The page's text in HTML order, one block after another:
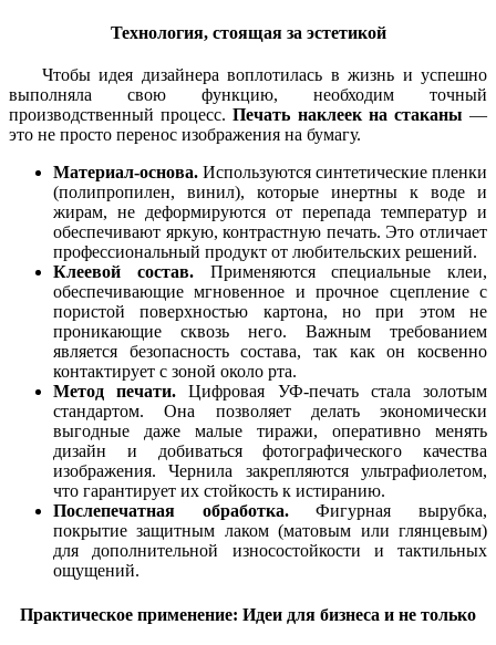
Технология, стоящая за эстетикой
Чтобы идея дизайнера воплотилась в жизнь и успешно
выполняла свою функцию, необходим точный
производственный процесс.Печать наклеек на стаканы —
это не просто перенос изображения на бумагу.
Материал-основа. Используются синтетические пленки
(полипропилен, винил), которые инертны к воде и
жирам, не деформируются от перепада температур и
обеспечивают яркую, контрастную печать. Это отличает
профессиональный продукт от любительских решений.
Клеевой состав.Применяются специальные клеи,
обеспечивающие мгновенное и прочное сцепление с
пористой поверхностью картона, но при этом не
проникающие сквозь него. Важным требованием
является безопасность состава, так как он косвенно
контактирует с зоной около рта.
Метод печати. Цифровая УФ-печать стала золотым
стандартом. Она позволяет делать экономически
выгодные даже малые тиражи, оперативно менять
дизайн и добиваться фотографического качества
изображения. Чернила закрепляются ультрафиолетом,
что гарантирует их стойкость к истиранию.
Послепечатная обработка.Фигурная вырубка,
покрытие защитным лаком (матовым или глянцевым)
для дополнительной износостойкости и тактильных
ощущений.
Практическое применение: Идеи для бизнеса и не только